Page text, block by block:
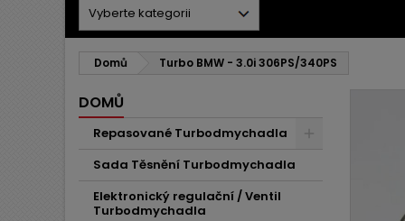
Domů Turbo BMW - 3.0i 306PS/340PS
DOMŮ
Repasované Turbodmychadla
Sada Těsnění Turbodmychadla
Elektronický regulační / Ventil
Turbodmychadla